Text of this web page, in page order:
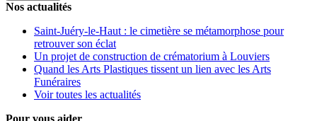
Nos actualités
Saint-Juéry-le-Haut : le cimetière se métamorphose pour
retrouver son éclat
Un projet de construction de crématorium à Louviers
Quand les Arts Plastiques tissent un lien avec les Arts
Funéraires
Voir toutes les actualités